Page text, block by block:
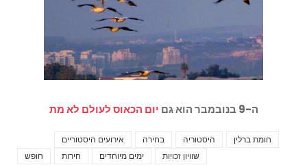
ה-9 בנובמבר הוא גם יום הכאוס לעולם לא מת
אירועים היסטוריים בחירה היסטוריה
חומת ברלין
חופש
חירות ימים מיוחדים שוויון זכויות